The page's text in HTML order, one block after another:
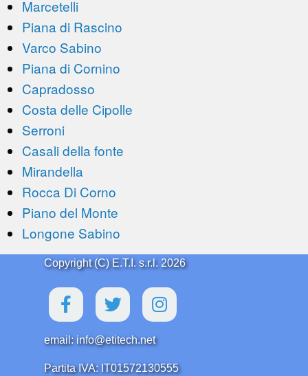
Marcetelli
Piana di Rascino
Varco Sabino
Piana di Cornino
Capradosso
Costa delle Cipolle
Serroni
Casali della fonte
Mirandella
Rocca Di Corno
Piano del Monte
Longone Sabino
Copyright (C) E.T.I. s.r.l. 2026
email: info@etitech.net
Partita IVA: IT01572130555